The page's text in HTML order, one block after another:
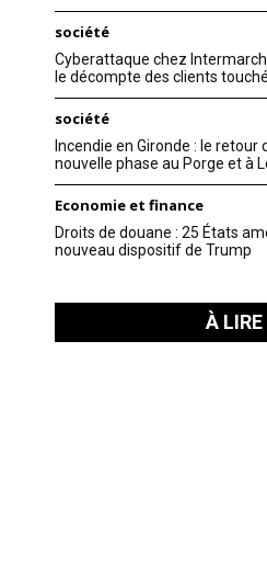
société
Cyberattaque chez
le décompte des clients
société
Incendie en Gironde : le
nouvelle phase au Porge et à
Economie et finance
Droits de douane : 25 États
nouveau dispositif de Trump
À LIRE